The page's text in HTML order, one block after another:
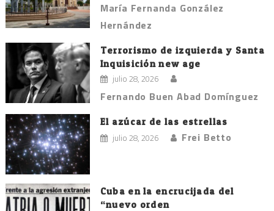
María Fernanda González
Hernández
Terrorismo de izquierda y Santa
Inquisición new age
julio 28, 2026
Fernando Buen Abad Domínguez
El azúcar de las estrellas
julio 28, 2026 Frei Betto
Cuba en la encrucijada del
“nuevo orden